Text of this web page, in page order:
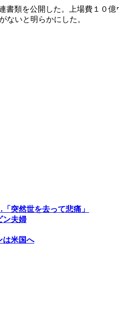
類を公開した。上場費１０
ないと明らかにした。
突然世を去って悲痛」
ン夫婦
は米国へ